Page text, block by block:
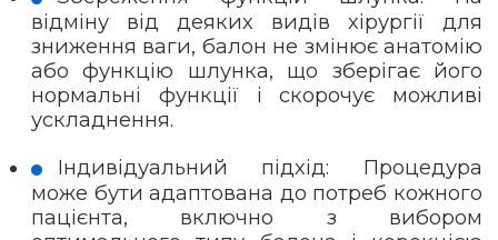
відміну від деяких видів хірургії для
зниження ваги, балон не змінює анатомію
або функцію шлунка, що зберігає його
нормальні функції і скорочує можливі
ускладнення.
Індивідуальний підхід: Процедура
може бути адаптована до потреб кожного
пацієнта, включно з вибором